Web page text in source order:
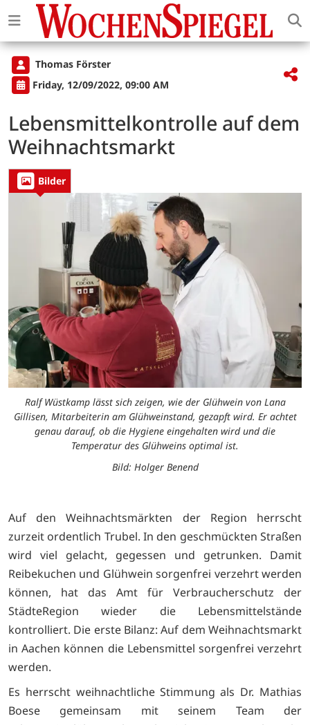
Thomas Förster
Friday, 12/09/2022, 09:00 AM
Lebensmittelkontrolle auf dem
Weihnachtsmarkt
Bilder
Ralf Wüstkamp lässt sich zeigen, wie der Glühwein von Lana
Gillisen, Mitarbeiterin am Glühweinstand, gezapft wird. Er achtet
genau darauf, ob die Hygiene eingehalten wird und die
Temperatur des Glühweins optimal ist.
Bild: Holger Benend
Auf den Weihnachtsmärkten der Region herrscht
zurzeit ordentlich Trubel. In den geschmückten Straßen
wird viel gelacht, gegessen und getrunken. Damit
Reibekuchen und Glühwein sorgenfrei verzehrt werden
können, hat das Amt für Verbraucherschutz der
StädteRegion wieder die Lebensmittelstände
kontrolliert. Die erste Bilanz: Auf dem Weihnachtsmarkt
in Aachen können die Lebensmittel sorgenfrei verzehrt
werden.
Es herrscht weihnachtliche Stimmung als Dr. Mathias
Boese gemeinsam mit seinem Team der